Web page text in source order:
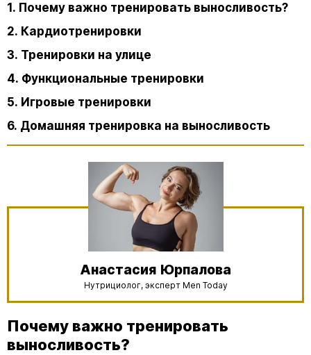
1. Почему важно тренировать выносливость?
2. Кардиотренировки
3. Тренировки на улице
4. Функциональные тренировки
5. Игровые тренировки
6. Домашняя тренировка на выносливость
Анастасия Юрпалова
Нутрициолог, эксперт Men Today
Почему важно тренировать
выносливость?